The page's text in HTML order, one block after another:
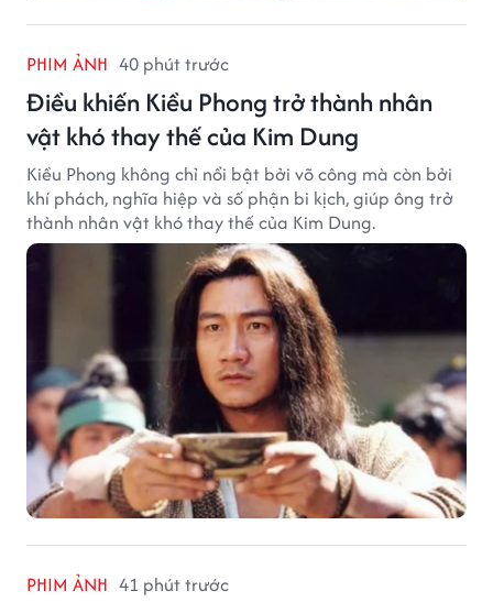
PHIM ẢNH 40 phút trước
Điều khiến Kiều Phong trở thành nhân
vật khó thay thế của Kim Dung
Kiều Phong không chỉ nổi bật bởi võ công mà còn bởi
khí phách, nghĩa hiệp và số phận bi kịch, giúp ông trở
thành nhân vật khó thay thế của Kim Dung.
PHIM ẢNH 41 phút trước